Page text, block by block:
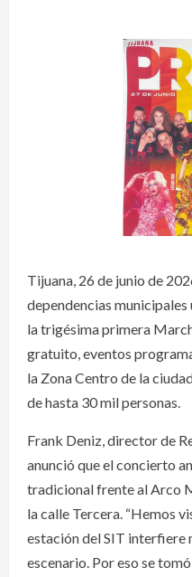
Tijuana, 26 de junio de
dependencias
la trigésima primera
gratuito, eventos
la Zona Centro de la
de hasta 30 mil personas.
Frank Deniz, director de
anunció que el concierto
tradicional frente al Arco
la calle Tercera. “Hemos
estación del SIT interfiere
escenario. Por eso se